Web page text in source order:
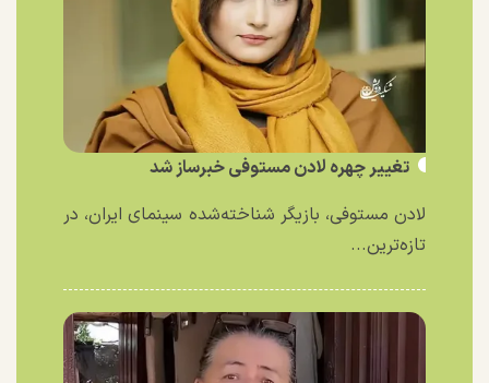
تغییر چهره لادن مستوفی خبرساز شد
لادن مستوفی، بازیگر شناخته‌شده سینمای ایران، در
تازه‌ترین...